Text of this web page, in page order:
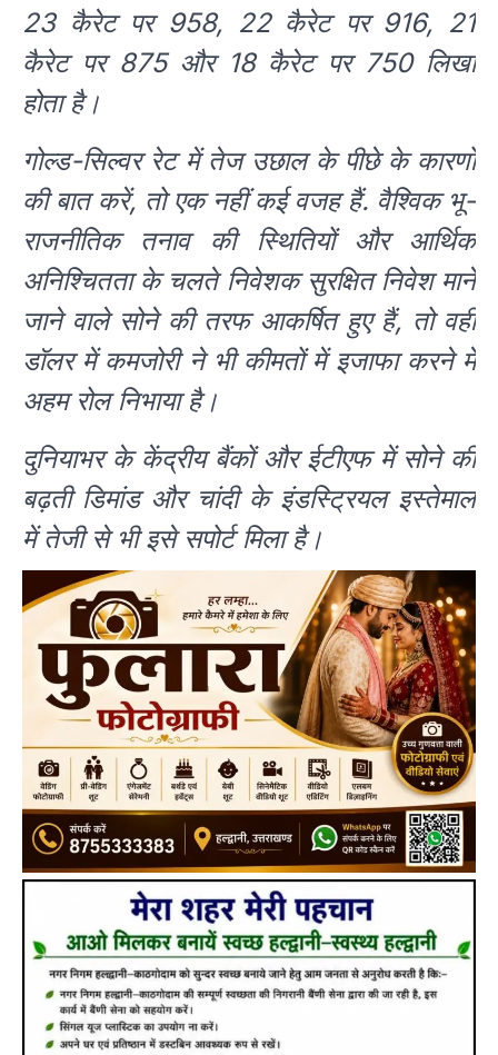
23 कैरेट पर 958, 22 कैरेट पर 916, 21
कैरेट पर 875 और 18 कैरेट पर 750 लिखा
होता है।
गोल्ड-सिल्वर रेट में तेज उछाल के पीछे के कारणों
की बात करें, तो एक नहीं कई वजह हैं. वैश्विक भू-
राजनीतिक तनाव की स्थितियों और आर्थिक
अनिश्चितता के चलते निवेशक सुरक्षित निवेश माने
जाने वाले सोने की तरफ आकर्षित हुए हैं, तो वहीं
डॉलर में कमजोरी ने भी कीमतों में इजाफा करने में
अहम रोल निभाया है।
दुनियाभर के केंद्रीय बैंकों और ईटीएफ में सोने की
बढ़ती डिमांड और चांदी के इंडस्ट्रियल इस्तेमाल
में तेजी से भी इसे सपोर्ट मिला है।